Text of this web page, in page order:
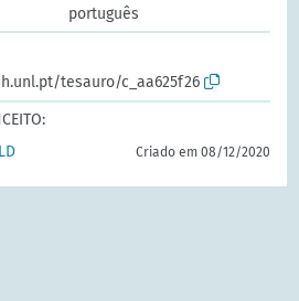
português
tesauro/c_aa625f26
Criado em 08/12/2020